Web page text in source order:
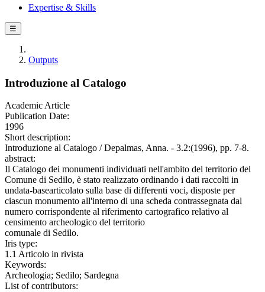
Expertise & Skills
☰
Outputs
Introduzione al Catalogo
Academic Article
Publication Date:
1996
Short description:
Introduzione al Catalogo / Depalmas, Anna. - 3.2:(1996), pp. 7-8.
abstract:
Il Catalogo dei monumenti individuati nell'ambito del territorio del
Comune di Sedilo, è stato realizzato ordinando i dati raccolti in
undata-basearticolato sulla base di differenti voci, disposte per
ciascun monumento all'interno di una scheda contrassegnata dal
numero corrispondente al riferimento cartografico relativo al
censimento archeologico del territorio
comunale di Sedilo.
Iris type:
1.1 Articolo in rivista
Keywords:
Archeologia; Sedilo; Sardegna
List of contributors: